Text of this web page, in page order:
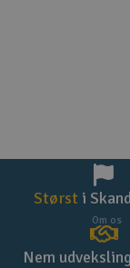
Størst i
Om os
Nem